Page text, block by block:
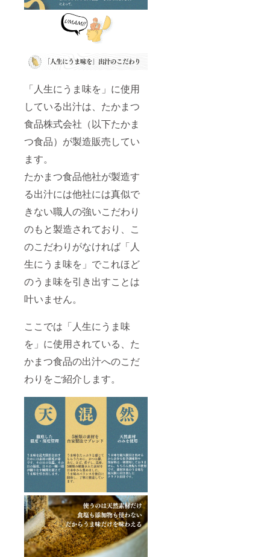
「人生にうま味を」に使用
している出汁は、たかまつ
食品株式会社（以下たかま
つ食品）が製造販売してい
ます。
たかまつ食品他社が製造す
る出汁には他社には真似で
きない職人の強いこだわり
のもと製造されており、こ
のこだわりがなければ「人
生にうま味を」でこれほど
のうま味を引き出すことは
叶いません。
ここでは「人生にうま味
を」に使用されている、た
かまつ食品の出汁へのこだ
わりをご紹介します。